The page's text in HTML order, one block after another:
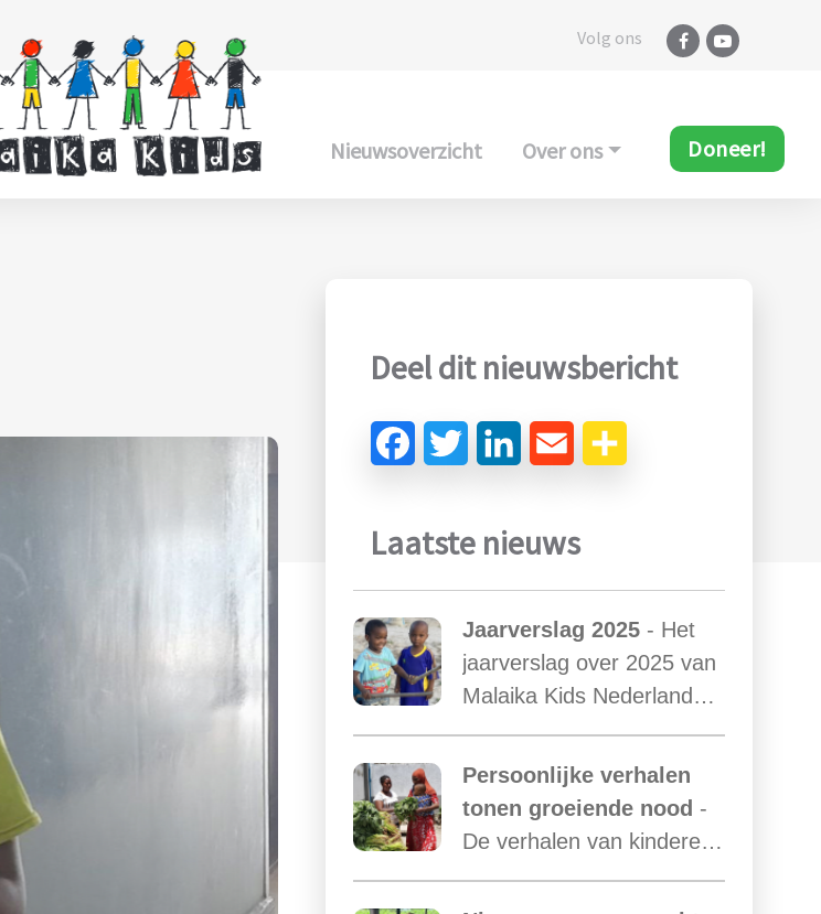
Volg ons
Nieuwsoverzicht Over ons Doneer!
Deel dit nieuwsbericht
Laatste nieuws
Jaarverslag 2025 - Het
jaarverslag over 2025 van
Malaika Kids Nederland
met daarin opgenomen
het verslag van de
activiteiten van Malaika
Kids Tanzania is uit.
Persoonlijke verhalen
tonen groeiende nood -
De verhalen van kinderen
laten zien hoe essentieel
onze ondersteuning is,